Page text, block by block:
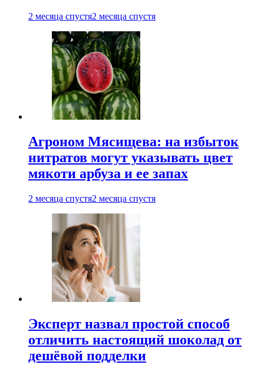
2 месяца спустя2 месяца спустя
Агроном Мясищева: на избыток
нитратов могут указывать цвет
мякоти арбуза и ее запах
2 месяца спустя2 месяца спустя
Эксперт назвал простой способ
отличить настоящий шоколад от
дешёвой подделки